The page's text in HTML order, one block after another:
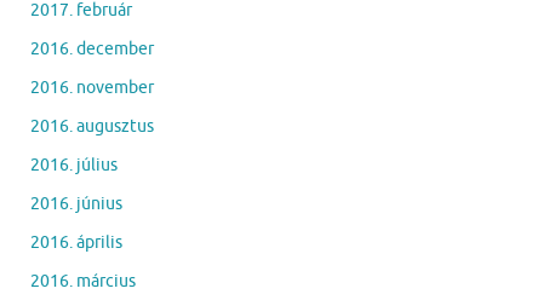
2017. február
2016. december
2016. november
2016. augusztus
2016. július
2016. június
2016. április
2016. március